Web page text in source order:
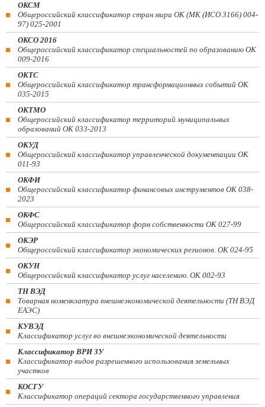
ОКСМ
Общероссийский классификатор стран мира ОК (МК (ИСО 3166) 004-
97) 025-2001
ОКСО 2016
Общероссийский классификатор специальностей по образованию ОК
009-2016
ОКТС
Общероссийский классификатор трансформационных событий ОК
035-2015
ОКТМО
Общероссийский классификатор территорий муниципальных
образований ОК 033-2013
ОКУД
Общероссийский классификатор управленческой документации ОК
011-93
ОКФИ
Общероссийский классификатор финансовых инструментов OK 038-
2023
ОКФС
Общероссийский классификатор форм собственности ОК 027-99
ОКЭР
Общероссийский классификатор экономических регионов. ОК 024-95
ОКУН
Общероссийский классификатор услуг населению. ОК 002-93
ТН ВЭД
Товарная номенклатура внешнеэкономической деятельности (ТН ВЭД
ЕАЭС)
КУВЭД
Классификатор услуг во внешнеэкономической деятельности
Классификатор ВРИ ЗУ
Классификатор видов разрешенного использования земельных
участков
КОСГУ
Классификатор операций сектора государственного управления